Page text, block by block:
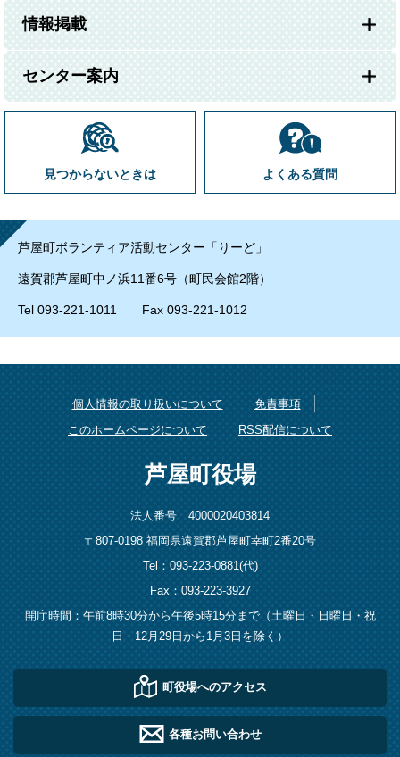
情報掲載
センター案内
見つからないときは よくある質問
芦屋町ボランティア活動センター「りーど」
遠賀郡芦屋町中ノ浜11番6号（町民会館2階）
Tel 093-221-1011 Fax 093-221-1012
個人情報の取り扱いについて
免責事項
このホームページについて
RSS配信について
芦屋町役場
法人番号 4000020403814
〒807-0198 福岡県遠賀郡芦屋町幸町2番20号
Tel：093-223-0881(代)
Fax：093-223-3927
開庁時間：午前8時30分から午後5時15分まで（土曜日・日曜日・祝
日・12月29日から1月3日を除く）
町役場へのアクセス
各種お問い合わせ